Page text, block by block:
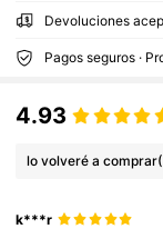
Devoluciones
Pagos seguros ·
4.93
lo volveré a comprar
k***r